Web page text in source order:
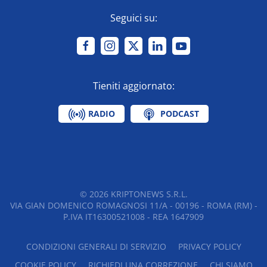
Seguici su:
Tieniti aggiornato:
RADIO PODCAST
© 2026KRIPTONEWS S.R.L.
VIA GIAN DOMENICO ROMAGNOSI 11/A - 00196 - ROMA (RM) -
P.IVA IT16300521008 - REA 1647909
CONDIZIONI GENERALI DI SERVIZIO
PRIVACY POLICY